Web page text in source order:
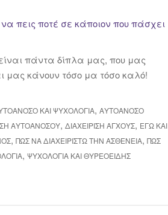
πεις ποτέ σε κάποιον που πάσχει
πάντα δίπλα μας, που μας
μας κάνουν τόσο μα τόσο καλό!
ΚΑΙ ΨΥΧΟΛΟΓΊΑ, ΑΥΤΟΆΝΟΣΟ
ΑΥΤΟΆΝΟΣΟΥ, ΔΙΑΧΕΊΡΙΣΗ ΆΓΧΟΥΣ, ΕΓΏ ΚΑΙ
, ΠΩΣ ΝΑ ΔΙΑΧΕΙΡΙΣΤΏ ΤΗΝ ΑΣΘΈΝΕΙΑ, ΠΩΣ
, ΨΥΧΟΛΟΓΊΑ ΚΑΙ ΘΥΡΕΟΕΙΔΉΣ